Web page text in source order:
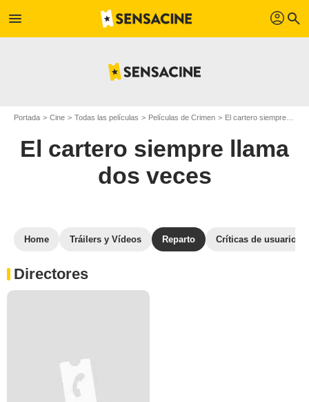
menu profil search
Portada Cine Todas las películas Películas de Crimen El cartero siempre llama dos veces
El cartero siempre llama
dos veces
Home Tráilers y Vídeos Reparto Críticas de usuarios
Directores